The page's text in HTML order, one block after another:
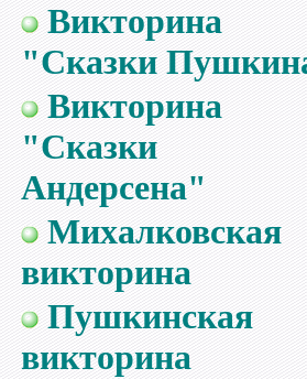
Викторина
"Сказки
Викторина
"Сказки
Андерсена"
Михалковская
викторина
Пушкинская
викторина